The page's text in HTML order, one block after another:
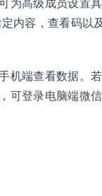
为高级成员设置
内容，查看码以
机端查看数据。
可登录电脑端微